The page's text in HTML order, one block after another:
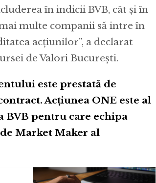
în indicii BVB, cât și în
multe companii să intre în
acțiunilor”, a declarat
de Valori București.
este prestată de
Acțiunea ONE este al
pentru care echipa
Market Maker al